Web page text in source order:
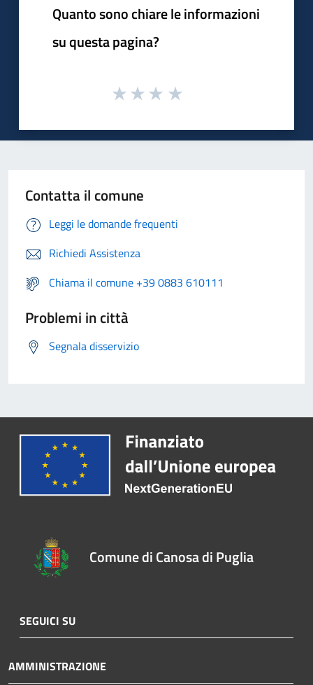
Quanto sono chiare le informazioni
su questa pagina?
Contatta il comune
Leggi le domande frequenti
Richiedi Assistenza
Chiama il comune +39 0883 610111
Problemi in città
Segnala disservizio
Comune di Canosa di Puglia
SEGUICI SU
AMMINISTRAZIONE